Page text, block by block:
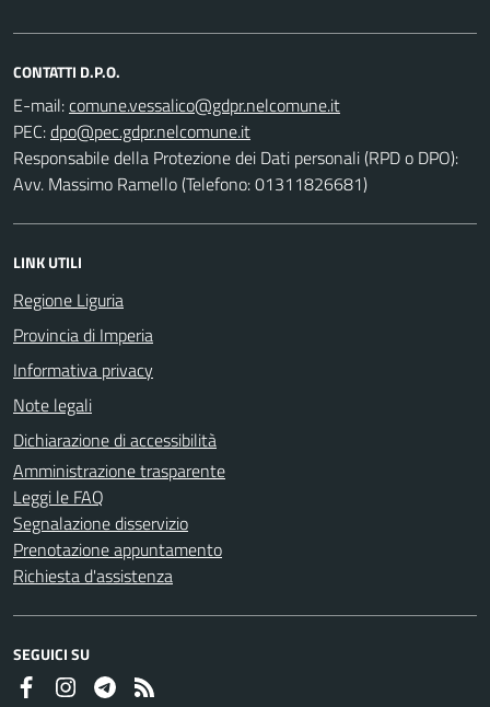
CONTATTI D.P.O.
E-mail:
PEC:
Responsabile della Protezione dei Dati personali (RPD o DPO):
Avv. Massimo Ramello (Telefono: 01311826681)
LINK UTILI
Regione Liguria
Provincia di Imperia
Informativa privacy
Note legali
Dichiarazione di accessibilità
Amministrazione trasparente
Leggi le FAQ
Segnalazione disservizio
Prenotazione appuntamento
Richiesta d'assistenza
SEGUICI SU